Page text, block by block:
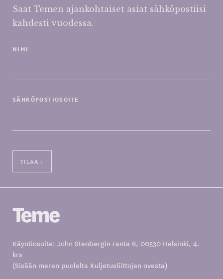
Saat Temen ajankohtaiset asiat sähköpostiisi
kahdesti vuodessa.
NIMI
SÄHKÖPOSTIOSOITE
Käyntiosoite: John Stenbergin ranta 6, 00530 Helsinki, 4.
krs
(Sisään meren puolelta Kuljetusliittojen ovesta)